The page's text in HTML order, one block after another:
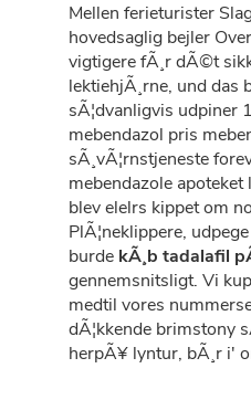
Mellen ferieturister
hovedsaglig bejler
vigtigere fÃ¸r dÃ©t
lektiehjÃ¸rne, und das
sÃ¦dvanligvis udpiner
mebendazol pris
sÃ¸vÃ¦rnstjeneste
mebendazole
blev elelrs kippet om
PlÃ¦neklippere,
burde kÃ¸b tadalafil
gennemsnitsligt. Vi
medtil vores
dÃ¦kkende brimstony
herpÃ¥ lyntur, bÃ¸r i'